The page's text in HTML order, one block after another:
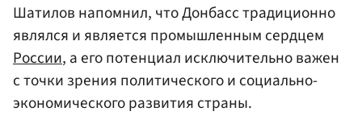
Шатилов напомнил, что Донбасс традиционно
являлся и является промышленным сердцем
России, а его потенциал исключительно важен
с точки зрения политического и социально-
экономического развития страны.